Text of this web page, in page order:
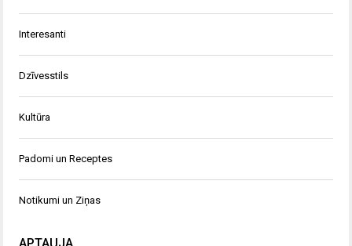
Interesanti
Dzīvesstils
Kultūra
Padomi un Receptes
Notikumi un Ziņas